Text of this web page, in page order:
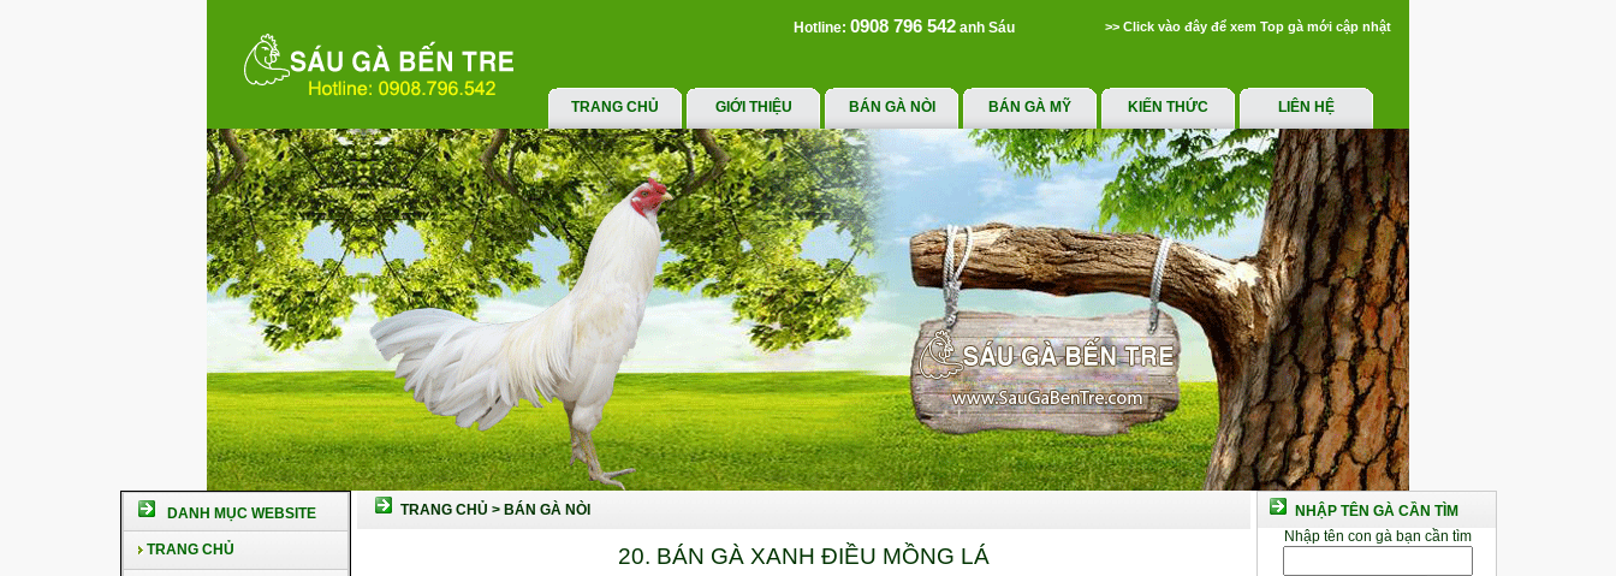
Hotline: 0908 796 542 anh Sáu >> Click vào đây để xem Top gà mới cập nhật
TRANG CHỦ GIỚI THIỆU BÁN GÀ NÒI BÁN GÀ MỸ KIẾN THỨC LIÊN HỆ
DANH MỤC WEBSITE
TRANG CHỦ
TRANG CHỦ > BÁN GÀ NÒI
20. BÁN GÀ XANH ĐIỀU MỒNG LÁ
NHẬP TÊN GÀ CẦN TÌM
Nhập tên con gà bạn cần tìm